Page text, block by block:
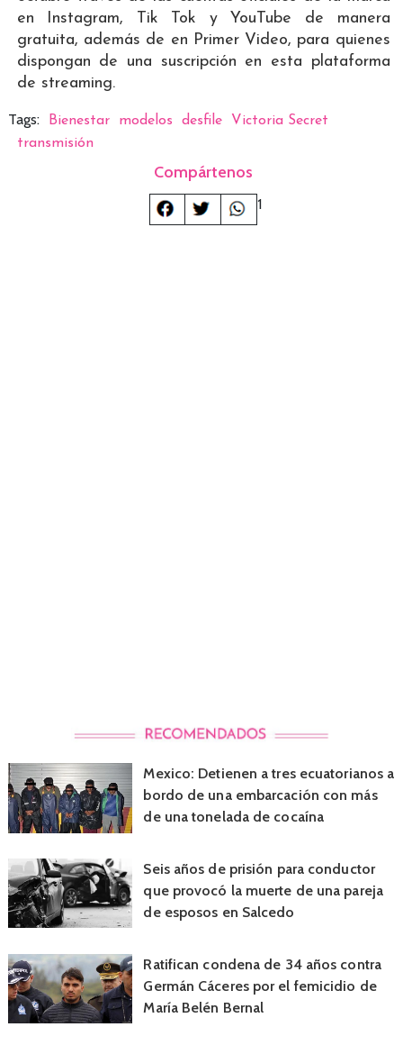
en Instagram, Tik Tok y YouTube de manera
gratuita, además de en Primer Video, para quienes
dispongan de una suscripción en esta plataforma
de streaming.
Tags: Bienestar modelos desfile
Victoria Secret
transmisión
Compártenos
1
Mexico: Detienen a tres ecuatorianos a
bordo de una embarcación con más
de una tonelada de cocaína
Seis años de prisión para conductor
que provocó la muerte de una pareja
de esposos en Salcedo
Ratifican condena de 34 años contra
Germán Cáceres por el femicidio de
María Belén Bernal